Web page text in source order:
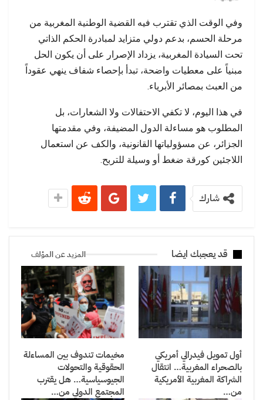
وفي الوقت الذي تقترب فيه القضية الوطنية المغربية من
مرحلة الحسم، بدعم دولي متزايد لمبادرة الحكم الذاتي
تحت السيادة المغربية، يزداد الإصرار على أن يكون الحل
مبنياً على معطيات واضحة، تبدأ بإحصاء شفاف ينهي عقوداً
من العبث بمصائر الأبرياء.
في هذا اليوم، لا تكفي الاحتفالات ولا الشعارات، بل
المطلوب هو مساءلة الدول المضيفة، وفي مقدمتها
الجزائر، عن مسؤولياتها القانونية، والكف عن استعمال
اللاجئين كورقة ضغط أو وسيلة للتربح.
شارك
قد يعجبك ايضا المزيد عن المؤلف
أول تمويل فيدرالي أمريكي
بالصحراء المغربية… انتقال
الشراكة المغربية الأمريكية
من…
مخيمات تندوف بين المساءلة
الحقوقية والتحولات
الجيوسياسية… هل يقترب
المجتمع الدولي من…